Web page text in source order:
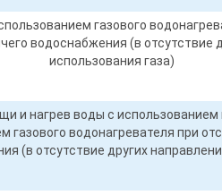
газового
водоснабжения (в отсутствие
использования газа)
и нагрев воды с использованием
газового водонагревателя при
(в отсутствие других